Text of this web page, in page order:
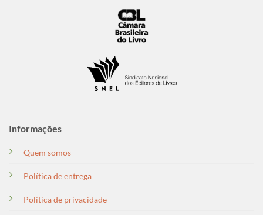
Informações
Quem somos
Política de entrega
Política de privacidade